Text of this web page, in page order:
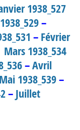
1938_527
–
– Février
Mars 1938_534
–Avril
Mai 1938_539–
– Juillet